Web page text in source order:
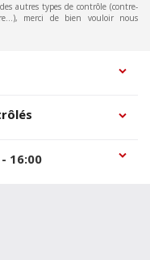
autres types de contrôle (contre-
merci de bien vouloir nous
16:00